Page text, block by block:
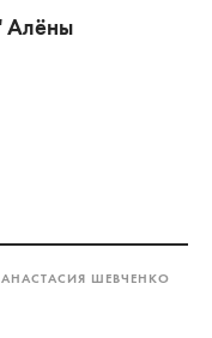
Алёны
АНАСТАСИЯ ШЕВЧЕНКО